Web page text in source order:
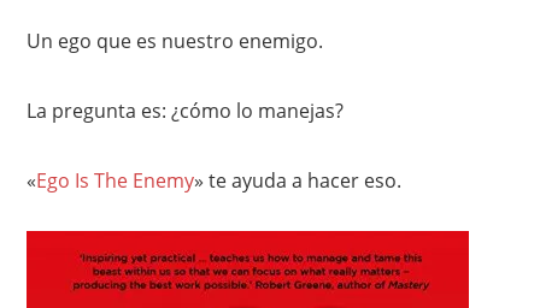
Un ego que es nuestro enemigo.
La pregunta es: ¿cómo lo manejas?
«Ego Is The Enemy» te ayuda a hacer eso.